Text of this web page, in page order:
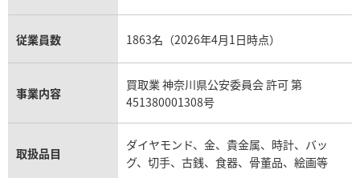
従業員数 1863名（2026年4月1日時点）
事業内容
買取業 神奈川県公安委員会 許可 第
451380001308号
取扱品目
ダイヤモンド、金、貴金属、時計、バッ
グ、切手、古銭、食器、骨董品、絵画等